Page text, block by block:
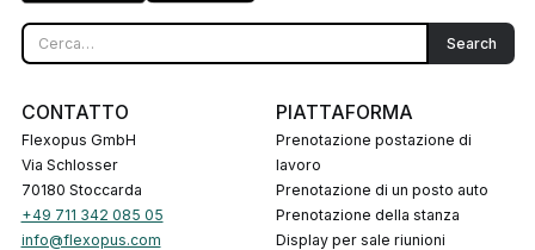
CONTATTO
Flexopus GmbH
Via Schlosser
70180 Stoccarda
+49 711 342 085 05
info@flexopus.com
PIATTAFORMA
Prenotazione postazione di
lavoro
Prenotazione di un posto auto
Prenotazione della stanza
Display per sale riunioni